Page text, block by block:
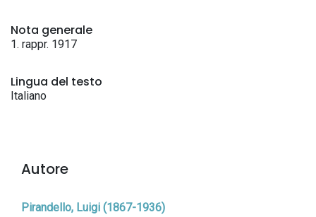
Nota generale
1. rappr. 1917
Lingua del testo
Italiano
Autore
Pirandello, Luigi (1867-1936)